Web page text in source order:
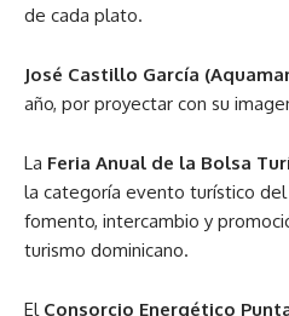
de cada plato.
José Castillo García
año, por proyectar con su
La Feria Anual de la Bolsa
la categoría evento turístico del
fomento, intercambio y
turismo dominicano.
El Consorcio Energético